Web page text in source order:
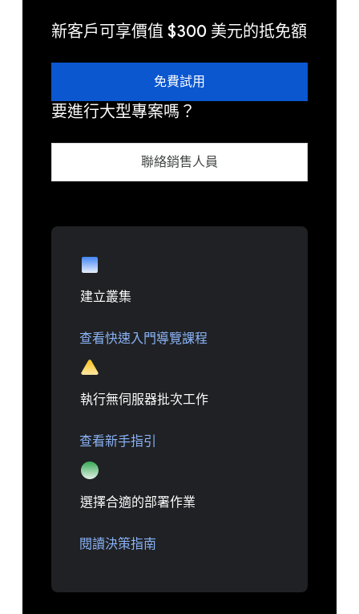
新客戶可享價值 $300 美元的抵免額
免費試用
要進行大型專案嗎？
聯絡銷售人員
建立叢集
查看快速入門導覽課程
執行無伺服器批次工作
查看新手指引
選擇合適的部署作業
閱讀決策指南